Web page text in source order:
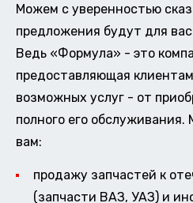
Можем с уверенностью
предложения будут для
Ведь «Формула» - это
предоставляющая
возможных услуг - от
полного его
вам:
продажу запчастей к
(запчасти ВАЗ, УАЗ) и